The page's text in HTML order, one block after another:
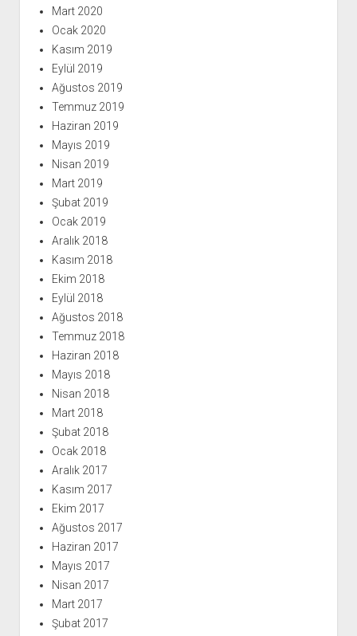
Mart 2020
Ocak 2020
Kasım 2019
Eylül 2019
Ağustos 2019
Temmuz 2019
Haziran 2019
Mayıs 2019
Nisan 2019
Mart 2019
Şubat 2019
Ocak 2019
Aralık 2018
Kasım 2018
Ekim 2018
Eylül 2018
Ağustos 2018
Temmuz 2018
Haziran 2018
Mayıs 2018
Nisan 2018
Mart 2018
Şubat 2018
Ocak 2018
Aralık 2017
Kasım 2017
Ekim 2017
Ağustos 2017
Haziran 2017
Mayıs 2017
Nisan 2017
Mart 2017
Şubat 2017